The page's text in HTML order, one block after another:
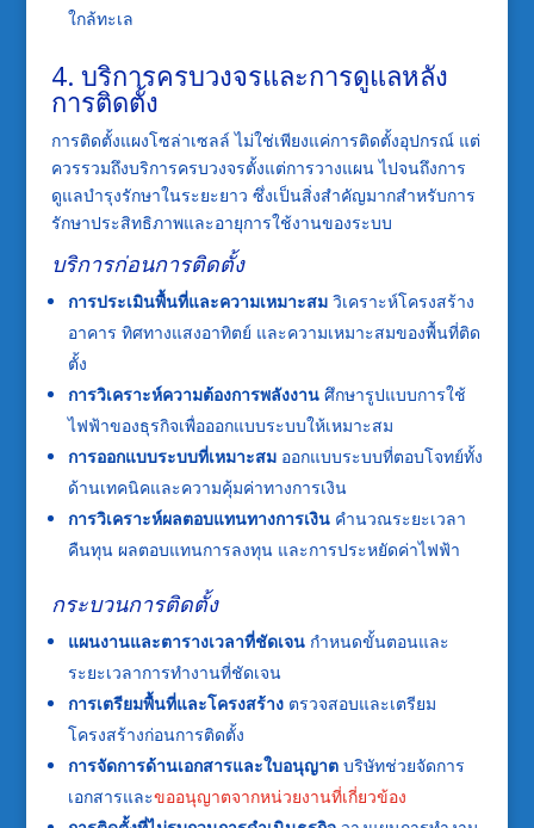
ใกล้ทะเล
4. บริการครบวงจรและการดูแลหลัง
การติดตั้ง
การติดตั้งแผงโซล่าเซลล์ ไม่ใช่เพียงแค่การติดตั้งอุปกรณ์ แต่
ควรรวมถึงบริการครบวงจรตั้งแต่การวางแผน ไปจนถึงการ
ดูแลบำรุงรักษาในระยะยาว ซึ่งเป็นสิ่งสำคัญมากสำหรับการ
รักษาประสิทธิภาพและอายุการใช้งานของระบบ
บริการก่อนการติดตั้ง
การประเมินพื้นที่และความเหมาะสมวิเคราะห์โครงสร้าง
อาคาร ทิศทางแสงอาทิตย์ และความเหมาะสมของพื้นที่ติด
ตั้ง
การวิเคราะห์ความต้องการพลังงานศึกษารูปแบบการใช้
ไฟฟ้าของธุรกิจเพื่อออกแบบระบบให้เหมาะสม
การออกแบบระบบที่เหมาะสมออกแบบระบบที่ตอบโจทย์ทั้ง
ด้านเทคนิคและความคุ้มค่าทางการเงิน
การวิเคราะห์ผลตอบแทนทางการเงินคำนวณระยะเวลา
คืนทุน ผลตอบแทนการลงทุน และการประหยัดค่าไฟฟ้า
กระบวนการติดตั้ง
แผนงานและตารางเวลาที่ชัดเจนกำหนดขั้นตอนและ
ระยะเวลาการทำงานที่ชัดเจน
การเตรียมพื้นที่และโครงสร้างตรวจสอบและเตรียม
โครงสร้างก่อนการติดตั้ง
การจัดการด้านเอกสารและใบอนุญาตบริษัทช่วยจัดการ
เอกสารและขออนุญาตจากหน่วยงานที่เกี่ยวข้อง